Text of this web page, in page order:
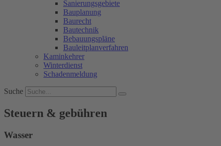
Sanierungsgebiete
Bauplanung
Baurecht
Bautechnik
Bebauungspläne
Bauleitplanverfahren
Kaminkehrer
Winterdienst
Schadenmeldung
Suche
Steuern & gebühren
Wasser